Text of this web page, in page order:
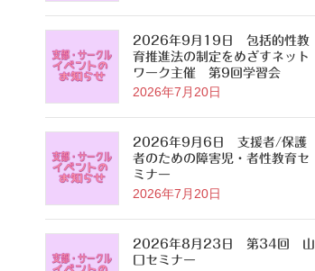
2026年9月19日 包括的性教
育推進法の制定をめざすネット
ワーク主催 第9回学習会
2026年7月20日
2026年9月6日 支援者/保護
者のための障害児・者性教育セ
ミナー
2026年7月20日
2026年8月23日 第34回 山
口セミナー